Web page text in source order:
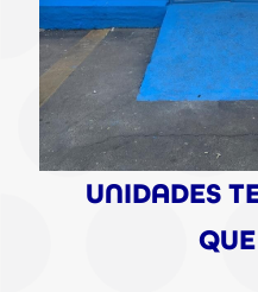
UNIDADES